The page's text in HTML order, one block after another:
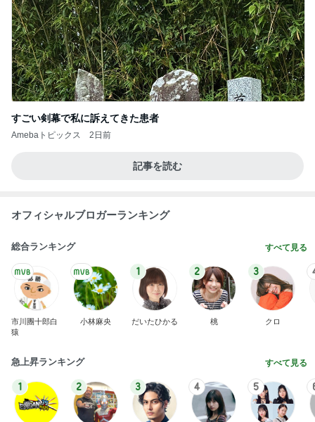
すごい剣幕で私に訴えてきた患者
Amebaトピックス 2日前
記事を読む
オフィシャルブロガーランキング
総合ランキング すべて見る
市川團十郎白
猿
小林麻央
1
だいたひかる
2
桃
3
クロ
急上昇ランキング すべて見る
1 2 3 4 5